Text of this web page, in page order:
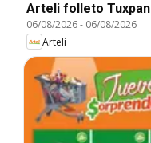
Arteli folleto Tuxpan
06/08/2026- 06/08/2026
Arteli